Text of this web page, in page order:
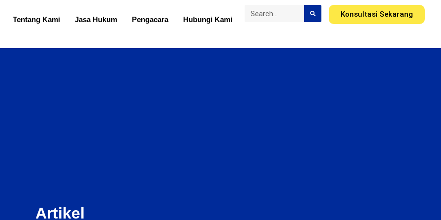
Tentang Kami Jasa Hukum Pengacara Hubungi Kami
Konsultasi Sekarang
Artikel